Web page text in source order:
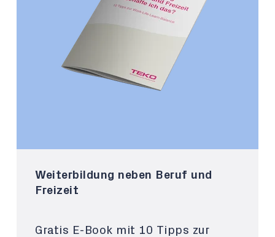
Weiterbildung neben Beruf und
Freizeit
Gratis E-Book mit 10 Tipps zur